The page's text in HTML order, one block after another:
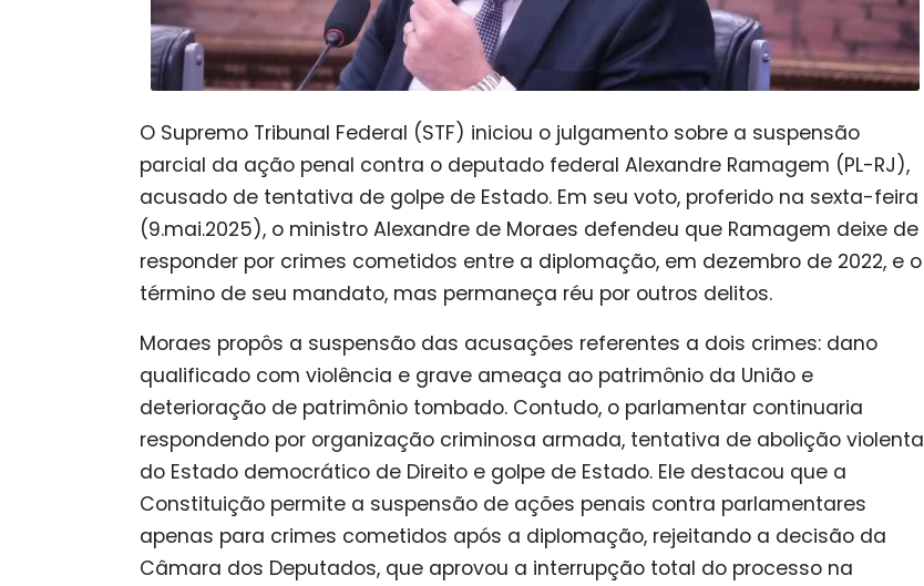
O Supremo Tribunal Federal (STF) iniciou o julgamento sobre a suspensão
parcial da ação penal contra o deputado federal Alexandre Ramagem (PL-RJ),
acusado de tentativa de golpe de Estado. Em seu voto, proferido na sexta-feira
(9.mai.2025), o ministro Alexandre de Moraes defendeu que Ramagem deixe de
responder por crimes cometidos entre a diplomação, em dezembro de 2022, e o
término de seu mandato, mas permaneça réu por outros delitos.
Moraes propôs a suspensão das acusações referentes a dois crimes: dano
qualificado com violência e grave ameaça ao patrimônio da União e
deterioração de patrimônio tombado. Contudo, o parlamentar continuaria
respondendo por organização criminosa armada, tentativa de abolição violenta
do Estado democrático de Direito e golpe de Estado. Ele destacou que a
Constituição permite a suspensão de ações penais contra parlamentares
apenas para crimes cometidos após a diplomação, rejeitando a decisão da
Câmara dos Deputados, que aprovou a interrupção total do processo na